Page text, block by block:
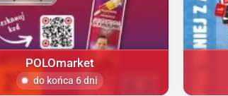
POLOmarket
do końca 6 dni